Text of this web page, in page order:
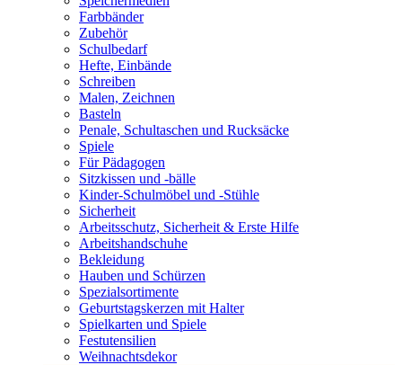
Farbbänder
Zubehör
Schulbedarf
Hefte, Einbände
Schreiben
Malen, Zeichnen
Basteln
Penale, Schultaschen und Rucksäcke
Spiele
Für Pädagogen
Sitzkissen und -bälle
Kinder-Schulmöbel und -Stühle
Sicherheit
Arbeitsschutz, Sicherheit & Erste Hilfe
Arbeitshandschuhe
Bekleidung
Hauben und Schürzen
Spezialsortimente
Geburtstagskerzen mit Halter
Spielkarten und Spiele
Festutensilien
Weihnachtsdekor